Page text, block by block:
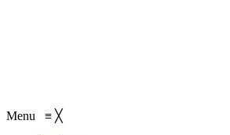
Menu ≡ ╳